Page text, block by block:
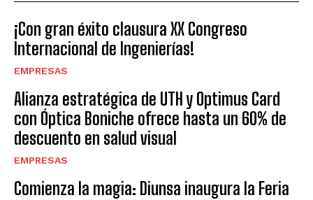
¡Con gran éxito clausura XX Congreso
Internacional de Ingenierías!
EMPRESAS
Alianza estratégica de UTH y Optimus Card
con Óptica Boniche ofrece hasta un 60% de
descuento en salud visual
EMPRESAS
Comienza la magia: Diunsa inaugura la Feria